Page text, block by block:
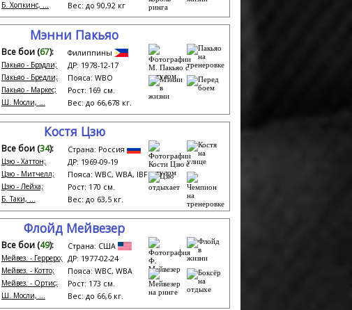
Б. Хопкинс, ...
Вес: до 90,92 кг
Мэнни Пакьяо
Все бои (67):
Пакьяо - Брэдли;
Пакьяо - Бредли;
Пакьяо - Маркес;
Ш. Мосли, ...
Филиппины
ДР: 1978-12-17
Пояса: WBO
Рост: 169 см.
Вес: до 66,678 кг.
Костя Цзю
Все бои (34):
Цзю - Хаттон;
Цзю - Митчелл;
Цзю - Лейха;
Б. Таки, ...
Страна: Россия
ДР: 1969-09-19
Пояса: WBC, WBA, IBF
Рост: 170 см.
Вес: до 63,5 кг.
Флойд Мейвезер
Все бои (49):
Мейвез. - Герреро;
Мейвез. - Котто;
Мейвез. - Ортис;
Ш. Мосли, ...
Страна: США
ДР: 1977-02-24
Пояса: WBC, WBA
Рост: 173 см.
Вес: до 66,6 кг.